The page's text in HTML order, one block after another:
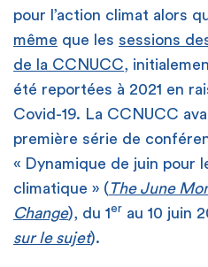
pour l’action climat alors
même que les sessions
de la CCNUCC ,
été reportées à 2021 en
Covid-19. La CCNUCC
première série de
« Dynamique de juin pour
climatique » ( The June
Change), du 1er au 10 juin
sur le sujet).